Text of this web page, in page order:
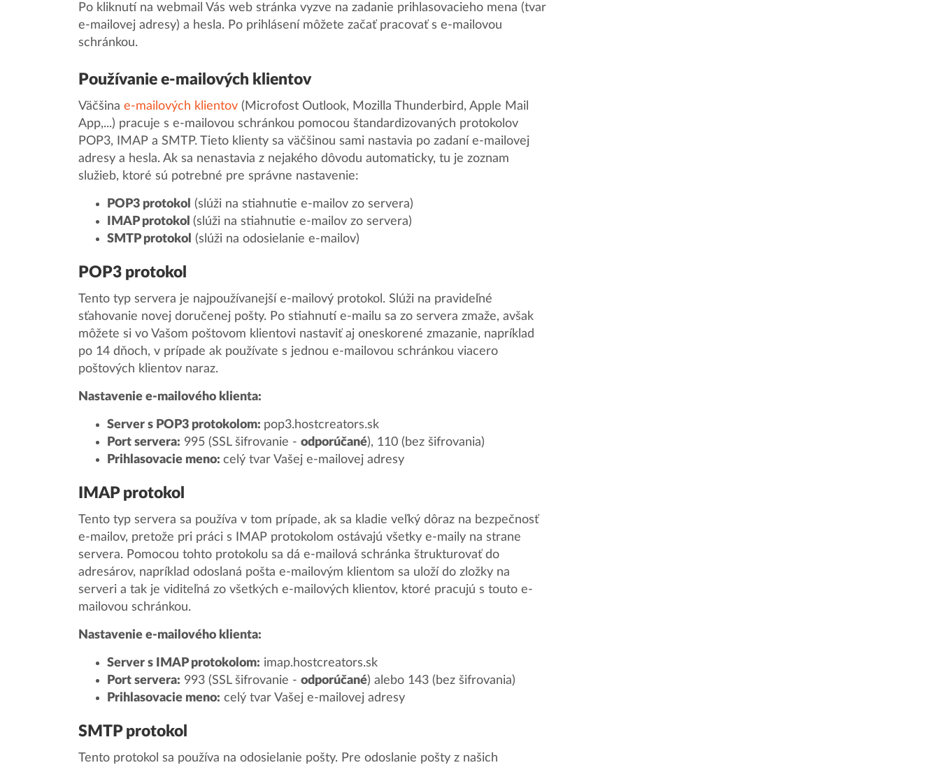
Po kliknutí na webmail Vás web stránka vyzve na zadanie prihlasovacieho mena (tvar
e-mailovej adresy) a hesla. Po prihlásení môžete začať pracovať s e-mailovou
schránkou.
Používanie e-mailových klientov
Väčšina e-mailových klientov (Microfost Outlook, Mozilla Thunderbird, Apple Mail
App,...) pracuje s e-mailovou schránkou pomocou štandardizovaných protokolov
POP3, IMAP a SMTP. Tieto klienty sa väčšinou sami nastavia po zadaní e-mailovej
adresy a hesla. Ak sa nenastavia z nejakého dôvodu automaticky, tu je zoznam
služieb, ktoré sú potrebné pre správne nastavenie:
POP3 protokol (slúži na stiahnutie e-mailov zo servera)
IMAP protokol (slúži na stiahnutie e-mailov zo servera)
SMTP protokol (slúži na odosielanie e-mailov)
POP3 protokol
Tento typ servera je najpoužívanejší e-mailový protokol. Slúži na pravideľné
sťahovanie novej doručenej pošty. Po stiahnutí e-mailu sa zo servera zmaže, avšak
môžete si vo Vašom poštovom klientovi nastaviť aj oneskorené zmazanie, napríklad
po 14 dňoch, v prípade ak používate s jednou e-mailovou schránkou viacero
poštových klientov naraz.
Nastavenie e-mailového klienta:
Server s POP3 protokolom: pop3.hostcreators.sk
Port servera: 995 (SSL šifrovanie - odporúčané), 110 (bez šifrovania)
Prihlasovacie meno: celý tvar Vašej e-mailovej adresy
IMAP protokol
Tento typ servera sa používa v tom prípade, ak sa kladie veľký dôraz na bezpečnosť
e-mailov, pretože pri práci s IMAP protokolom ostávajú všetky e-maily na strane
servera. Pomocou tohto protokolu sa dá e-mailová schránka štrukturovať do
adresárov, napríklad odoslaná pošta e-mailovým klientom sa uloží do zložky na
serveri a tak je viditeľná zo všetkých e-mailových klientov, ktoré pracujú s touto e-
mailovou schránkou.
Nastavenie e-mailového klienta:
Server s IMAP protokolom: imap.hostcreators.sk
Port servera: 993 (SSL šifrovanie - odporúčané) alebo 143 (bez šifrovania)
Prihlasovacie meno: celý tvar Vašej e-mailovej adresy
SMTP protokol
Tento protokol sa používa na odosielanie pošty. Pre odoslanie pošty z našich